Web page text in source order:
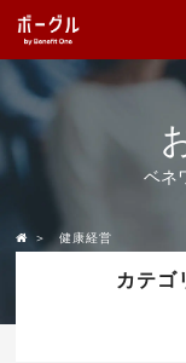
ベネ
＞ 健康経営
カテゴ